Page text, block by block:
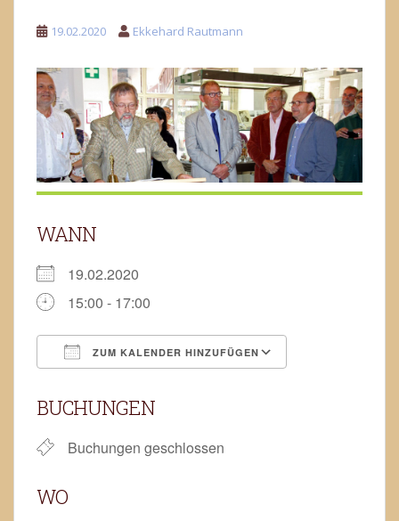
19.02.2020 Ekkehard Rautmann
WANN
19.02.2020
15:00 - 17:00
ZUM KALENDER HINZUFÜGEN
BUCHUNGEN
Buchungen geschlossen
WO